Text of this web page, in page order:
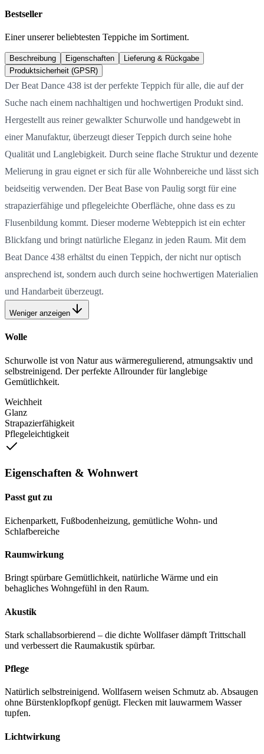
Bestseller
Einer unserer beliebtesten Teppiche im Sortiment.
Beschreibung Eigenschaften
Lieferung & Rückgabe
Produktsicherheit (GPSR)
Der Beat Dance 438 ist der perfekte Teppich für alle, die auf der
Suche nach einem nachhaltigen und hochwertigen Produkt sind.
Hergestellt aus reiner gewalkter Schurwolle und handgewebt in
einer Manufaktur, überzeugt dieser Teppich durch seine hohe
Qualität und Langlebigkeit. Durch seine flache Struktur und dezente
Melierung in grau eignet er sich für alle Wohnbereiche und lässt sich
beidseitig verwenden. Der Beat Base von Paulig sorgt für eine
strapazierfähige und pflegeleichte Oberfläche, ohne dass es zu
Flusenbildung kommt. Dieser moderne Webteppich ist ein echter
Blickfang und bringt natürliche Eleganz in jeden Raum. Mit dem
Beat Dance 438 erhältst du einen Teppich, der nicht nur optisch
ansprechend ist, sondern auch durch seine hochwertigen Materialien
und Handarbeit überzeugt.
Weniger anzeigen
Wolle
Schurwolle ist von Natur aus wärmeregulierend, atmungsaktiv und
selbstreinigend. Der perfekte Allrounder für langlebige
Gemütlichkeit.
Weichheit
Glanz
Strapazierfähigkeit
Pflegeleichtigkeit
Eigenschaften & Wohnwert
Passt gut zu
Eichenparkett, Fußbodenheizung, gemütliche Wohn- und
Schlafbereiche
Raumwirkung
Bringt spürbare Gemütlichkeit, natürliche Wärme und ein
behagliches Wohngefühl in den Raum.
Akustik
Stark schallabsorbierend – die dichte Wollfaser dämpft Trittschall
und verbessert die Raumakustik spürbar.
Pflege
Natürlich selbstreinigend. Wollfasern weisen Schmutz ab. Absaugen
ohne Bürstenklopfkopf genügt. Flecken mit lauwarmem Wasser
tupfen.
Lichtwirkung